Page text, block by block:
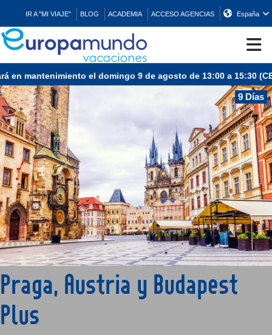
IR A "MI VIAJE" BLOG ACADEMIA ACCESO AGENCIAS España
CRUCEROS
ORIENTE
PROMOCIONES
COMPRAR
el domingo 9 de agosto de 13:00 a 15:30 (CEST/
9 Días
Praga, Austria y Budapest
Plus